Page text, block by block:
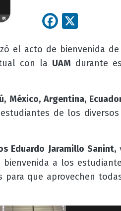
Facebook
el acto de bienvenida
con la UAM durante
México, Argentina,
de los
Eduardo Jaramillo Sanint,
a los
para que aprovechen